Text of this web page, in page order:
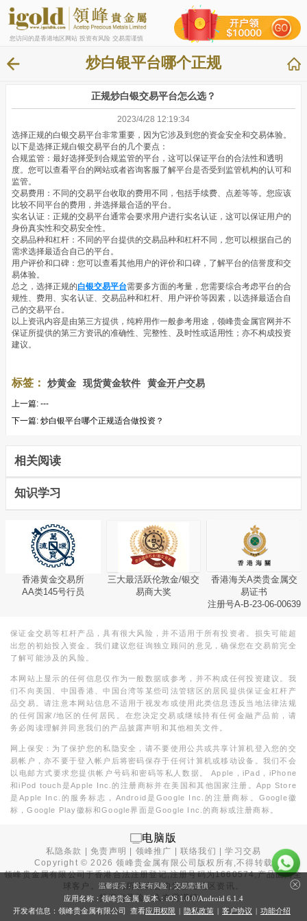
您访问的是香港地区网站 投资有风险 交易需谨慎
炒白银平台哪个正规
正规炒白银交易平台怎么选？
2023/4/28 12:19:34
选择正规的白银交易平台非常重要，因为它涉及到您的资金安全和交易体验。
以下是选择正规白银交易平台的几个要点：
合规监管：最好选择受到合规监管的平台，这可以保证平台的合法性和透明
度。您可以查看平台的网站或者咨询客服了解平台是否受到监管机构的认可和
监管。
交易费用：不同的交易平台收取的费用不同，包括手续费、点差等等。您应该
比较不同平台的费用，并选择最合适的平台。
实名认证：正规的交易平台通常会要求用户进行实名认证，这可以保证用户的
身份真实性和交易安全性。
交易品种和杠杆：不同的平台提供的交易品种和杠杆不同，您可以根据自己的
需求选择最适合自己的平台。
用户评价和口碑：您可以查看其他用户的评价和口碑，了解平台的信誉度和交
易体验。
总之，选择正规的白银交易平台需要多方面的考量，您需要综合考虑平台的合
规性、费用、实名认证、交易品种和杠杆、用户评价等因素，以选择最适合自
己的交易平台。
以上资讯内容是由第三方提供，纯粹用作一般参考用途，领峰贵金属官网并不
保证所提供的第三方资讯的准确性、完整性、及时性或适用性；亦不构成投资
建议。
标签： 炒黄金 现货黄金软件 黄金开户交易
上一篇: ---
下一篇: 炒白银平台哪个正规适合做投资？
相关阅读
知识学习
香港黄金交易所
AA类145号行员
三大最活跃伦敦金/银交
易商大奖
香港海关A类贵金属交
易证书
注册号A-B-23-06-00639
保证金交易等杠杆产品，具有很大风险，并不适用于所有投资者。损失可能超
出您的初始投入资金。我们建议您征询独立顾问的意见，确保您在交易前完全
了解可能涉及的风险。
本网站上显示的任何信息仅作为一般数据或参考，并不构成任何投资建议。我
们不向美国、中国香港、中国台湾等某些司法管辖区的居民提供保证金杠杆产
品交易。请注意本网站信息不适用于视发布或使用此类信息违反当地法律法规
的任何国家/地区的任何居民。在您决定交易或继续持有任何金融产品前，请
务必阅读理解并同意我们的产品披露声明和其他相关文件。
网上保安：为了保护您的私隐安全，请不要使用公共或共享计算机登入您的交
易帐户，亦不要于登入帐户后将密码保存于任何计算机或移动设备。我们不会
以电邮方式要求您提供帐户号码和密码等私人数据。 Apple，iPad，iPhone
和iPod touch是Apple Inc.的注册商标并在美国和其他国家注册。App Store
是Apple Inc.的服务标志，Android是Google Inc.的注册商标。Google徽
标，Google Play徽标和Google界面是Google Inc.的商标或注册商标。
电脑版
私隐条款 |免责声明 领峰推广 |联络我们 |学习交易
Copyright ©2026 领峰贵金属有限公司版权所有,不得转载
领峰贵金属有限公司于香港合法注册登记,注册号码为1660574,产品面向全
球客户。本站内所有内容均为香港地区资讯。
投资有风险，入市需谨慎。
温馨提示：投资有风险，交易需谨慎
应用名称：领峰贵金属 版本：iOS 1.0.0/Android 6.1.4
开发者信息：领峰贵金属有限公司 查看应用权限 | 隐私政策 | 客户协议 | 功能介绍